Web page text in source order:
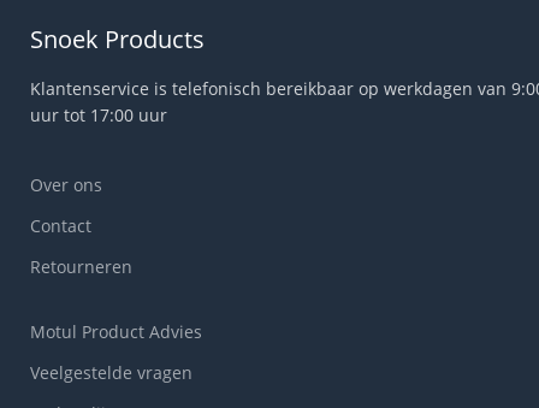
Snoek Products
Klantenservice is telefonisch bereikbaar op werkdagen van
uur tot 17:00 uur
Over ons
Contact
Retourneren
Motul Product Advies
Veelgestelde vragen